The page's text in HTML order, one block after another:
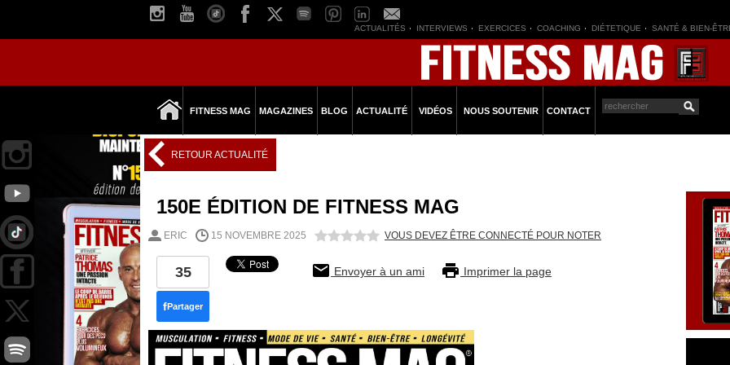
ACTUALITÉS INTERVIEWS EXERCICES COACHING DIÉTETIQUE SANTÉ & BIEN-
FITNESS MAG MAGAZINES BLOG ACTUALITÉ VIDÉOS NOUS SOUTENIR CONTACT
RETOUR ACTUALITÉ
150E ÉDITION DE FITNESS MAG
ERIC 15 NOVEMBRE 2025 VOUS DEVEZ ÊTRE CONNECTÉ POUR NOTER
35
fPartager
Envoyer à un ami Imprimer la page